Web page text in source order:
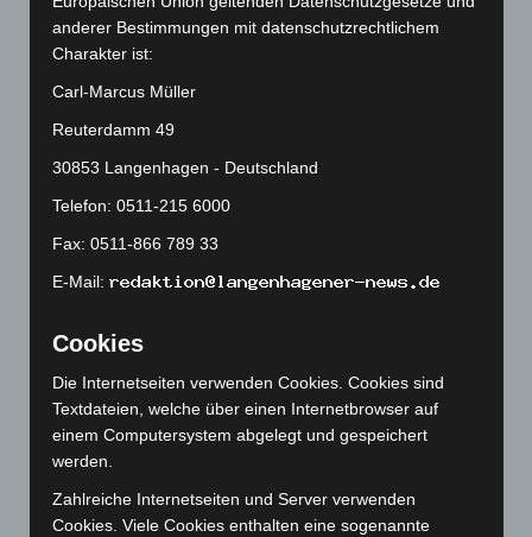
September 2025
August 2025(90)
Juli 2025(90)
Juni 2025(103)
Mai 2025
Dezember 2024
November 2024
Oktober 2024 (93)
September 2024(112)
Juli 2024
(89)
anderer Bestimmungen mit datenschutzrechtlichem
Charakter ist:
Carl-Marcus Müller
Reuterdamm 49
30853 Langenhagen - Deutschland
Telefon: 0511-215 6000
Fax: 0511-866 789 33
E-Mail:
Cookies
Die Internetseiten verwenden Cookies. Cookies sind
Textdateien, welche über einen Internetbrowser auf
einem Computersystem abgelegt und gespeichert
werden.
Zahlreiche Internetseiten und Server verwenden
Cookies. Viele Cookies enthalten eine sogenannte